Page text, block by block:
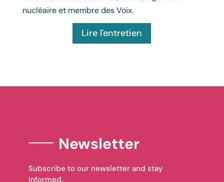
nucléaire et membre des Voix.
Lire l'entretien
Newsletter
Subscribe to our newsletter and stay
informed.